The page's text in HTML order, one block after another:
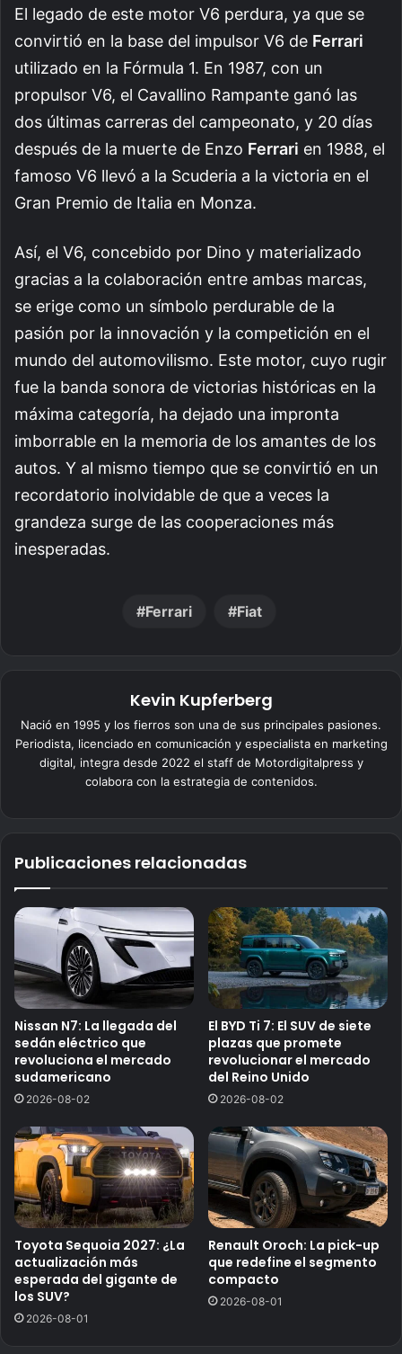
El legado de este motor V6 perdura, ya que se
convirtió en la base del impulsor V6 de Ferrari
utilizado en la Fórmula 1. En 1987, con un
propulsor V6, el Cavallino Rampante ganó las
dos últimas carreras del campeonato, y 20 días
después de la muerte de Enzo Ferrari en 1988, el
famoso V6 llevó a la Scuderia a la victoria en el
Gran Premio de Italia en Monza.
Así, el V6, concebido por Dino y materializado
gracias a la colaboración entre ambas marcas,
se erige como un símbolo perdurable de la
pasión por la innovación y la competición en el
mundo del automovilismo. Este motor, cuyo rugir
fue la banda sonora de victorias históricas en la
máxima categoría, ha dejado una impronta
imborrable en la memoria de los amantes de los
autos. Y al mismo tiempo que se convirtió en un
recordatorio inolvidable de que a veces la
grandeza surge de las cooperaciones más
inesperadas.
Ferrari Fiat
Kevin Kupferberg
Nació en 1995 y los fierros son una de sus principales pasiones.
Periodista, licenciado en comunicación y especialista en marketing
digital, integra desde 2022 el staff de Motordigitalpress y
colabora con la estrategia de contenidos.
Publicaciones relacionadas
Nissan N7: La llegada del
sedán eléctrico que
revoluciona el mercado
sudamericano
2026-08-02
El BYD Ti 7: El SUV de siete
plazas que promete
revolucionar el mercado
del Reino Unido
2026-08-02
Toyota Sequoia 2027: ¿La
actualización más
esperada del gigante de
los SUV?
2026-08-01
Renault Oroch: La pick-up
que redefine el segmento
compacto
2026-08-01